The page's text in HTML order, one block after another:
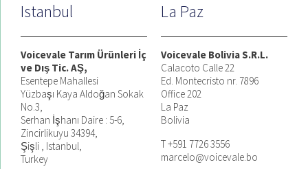
Istanbul
Voicevale Tarım Ürünleri İç
ve Dış Tic. AŞ,
Esentepe Mahallesi
Yüzbaşı Kaya Aldoğan Sokak
No.3,
Serhan İşhanı Daire : 5-6,
Zincirlikuyu 34394,
Şişli , Istanbul,
Turkey
La Paz
Voicevale Bolivia S.R.L.
Calacoto Calle 22
Ed. Montecristo nr. 7896
Office 202
La Paz
Bolivia
T +591 7726 3556
marcelo@voicevale.bo